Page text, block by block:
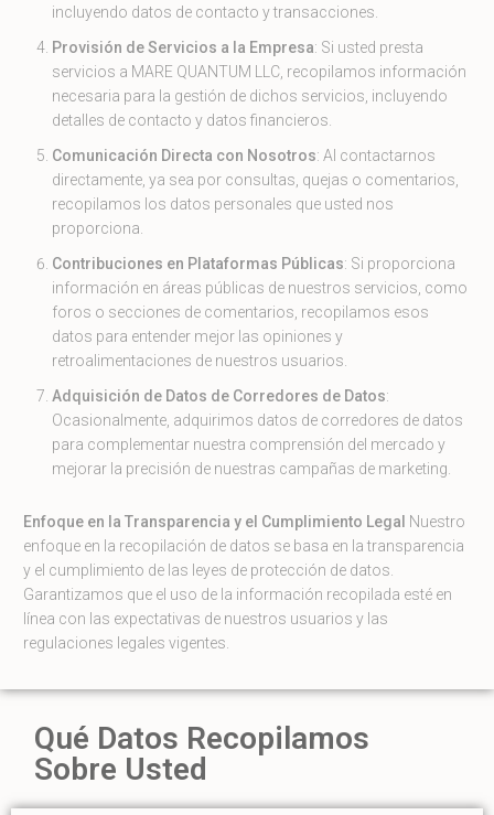
incluyendo datos de contacto y transacciones.
Provisión de Servicios a la Empresa: Si usted presta
servicios a MARE QUANTUM LLC, recopilamos información
necesaria para la gestión de dichos servicios, incluyendo
detalles de contacto y datos financieros.
Comunicación Directa con Nosotros: Al contactarnos
directamente, ya sea por consultas, quejas o comentarios,
recopilamos los datos personales que usted nos
proporciona.
Contribuciones en Plataformas Públicas: Si proporciona
información en áreas públicas de nuestros servicios, como
foros o secciones de comentarios, recopilamos esos
datos para entender mejor las opiniones y
retroalimentaciones de nuestros usuarios.
Adquisición de Datos de Corredores de Datos:
Ocasionalmente, adquirimos datos de corredores de datos
para complementar nuestra comprensión del mercado y
mejorar la precisión de nuestras campañas de marketing.
Enfoque en la Transparencia y el Cumplimiento Legal
Nuestro
enfoque en la recopilación de datos se basa en la transparencia
y el cumplimiento de las leyes de protección de datos.
Garantizamos que el uso de la información recopilada esté en
línea con las expectativas de nuestros usuarios y las
regulaciones legales vigentes.
Qué Datos Recopilamos
Sobre Usted